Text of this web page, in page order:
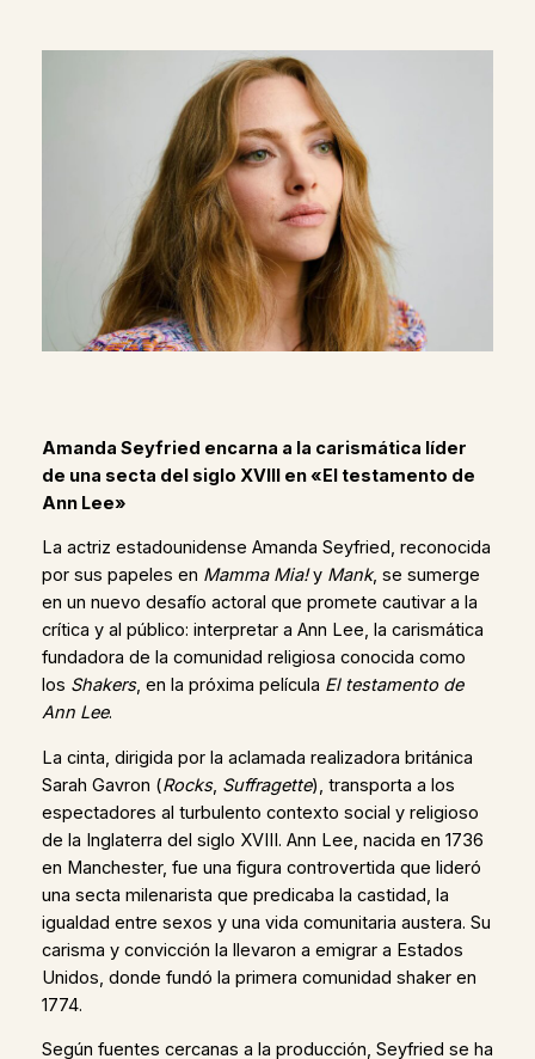
Amanda Seyfried encarna a la carismática líder
de una secta del siglo XVIII en «El testamento de
Ann Lee»
La actriz estadounidense Amanda Seyfried, reconocida
por sus papeles en Mamma Mia!y Mank, se sumerge
en un nuevo desafío actoral que promete cautivar a la
crítica y al público: interpretar a Ann Lee, la carismática
fundadora de la comunidad religiosa conocida como
los Shakers, en la próxima película El testamento de
Ann Lee.
La cinta, dirigida por la aclamada realizadora británica
Sarah Gavron (Rocks, Suffragette), transporta a los
espectadores al turbulento contexto social y religioso
de la Inglaterra del siglo XVIII. Ann Lee, nacida en 1736
en Manchester, fue una figura controvertida que lideró
una secta milenarista que predicaba la castidad, la
igualdad entre sexos y una vida comunitaria austera. Su
carisma y convicción la llevaron a emigrar a Estados
Unidos, donde fundó la primera comunidad shaker en
1774.
Según fuentes cercanas a la producción, Seyfried se ha